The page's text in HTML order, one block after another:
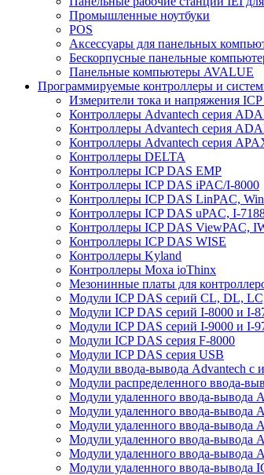
Промышленные ноутбуки
POS
Аксессуары для панельных
Бескорпусные панельные
Панельные компьютеры AVALUE
Программируемые контроллеры и
Измерители тока и напряжения
Контроллеры Advantech серия
Контроллеры Advantech серия
Контроллеры Advantech серия
Контроллеры DELTA
Контроллеры ICP DAS EMP
Контроллеры ICP DAS iPAC/I-8000
Контроллеры ICP DAS LinPAC,
Контроллеры ICP DAS uPAC, I-
Контроллеры ICP DAS ViewPAC,
Контроллеры ICP DAS WISE
Контроллеры Kyland
Контроллеры Moxa ioThinx
Мезонинные платы для
Модули ICP DAS серий CL, DL,
Модули ICP DAS серий I-8000 и I-
Модули ICP DAS серий I-9000 и I-
Модули ICP DAS серия F-8000
Модули ICP DAS серия USB
Модули ввода-вывода Advantech с
Модули распределенного ввода-
Модули удаленного ввода-вывода
Модули удаленного ввода-вывода
Модули удаленного ввода-вывода
Модули удаленного ввода-вывода
Модули удаленного ввода-вывода
Модули удаленного ввода-вывода